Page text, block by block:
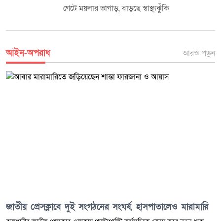
গেটে ময়লার ভাগাড়, বাড়ছে স্বাস্থ্যঝুঁকি
আইন-অপরাধ আরও পড়ুন
জাতীয় প্রেসক্লাবে দুই সংগঠনের সংঘর্ষ, হাসপাতালেও মারামারি